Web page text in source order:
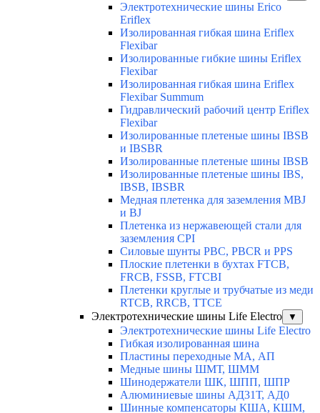
Электротехнические шины Erico
Eriflex
Изолированная гибкая шина Eriflex
Flexibar
Изолированные гибкие шины Eriflex
Flexibar
Изолированная гибкая шина Eriflex
Flexibar Summum
Гидравлический рабочий центр Eriflex
Flexibar
Изолированные плетеные шины IBSB
и IBSBR
Изолированные плетеные шины IBSB
Изолированные плетеные шины IBS,
IBSB, IBSBR
Медная плетенка для заземления MBJ
и BJ
Плетенка из нержавеющей стали для
заземления CPI
Силовые шунты PBC, PBCR и PPS
Плоские плетенки в бухтах FTCB,
FRCB, FSSB, FTCBI
Плетенки круглые и трубчатые из меди
RTCB, RRCB, TTCE
Электротехнические шины Life Electro
▼
Электротехнические шины Life Electro
Гибкая изолированная шина
Пластины переходные МА, АП
Медные шины ШМТ, ШММ
Шинодержатели ШК, ШПП, ШПР
Алюминиевые шины АД31Т, АД0
Шинные компенсаторы КША, КШМ,